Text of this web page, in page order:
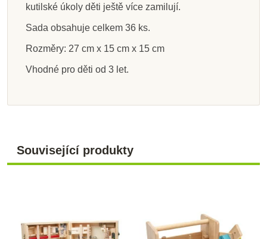
Zobrazit detail Přidat do košíku
Zobrazit detail Zobrazit detail
Přidat do košíku Přidat do košíku
Přidat do košíku Přidat do košíku
kutilské úkoly děti ještě více zamilují.
Sada obsahuje celkem 36 ks.
Rozměry: 27 cm x 15 cm x 15 cm
Vhodné pro děti od 3 let.
Související produkty